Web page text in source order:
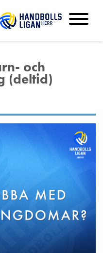
och
(deltid)